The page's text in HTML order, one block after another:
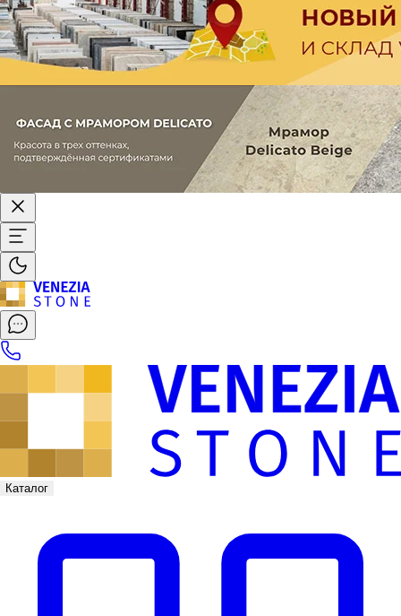
Каталог